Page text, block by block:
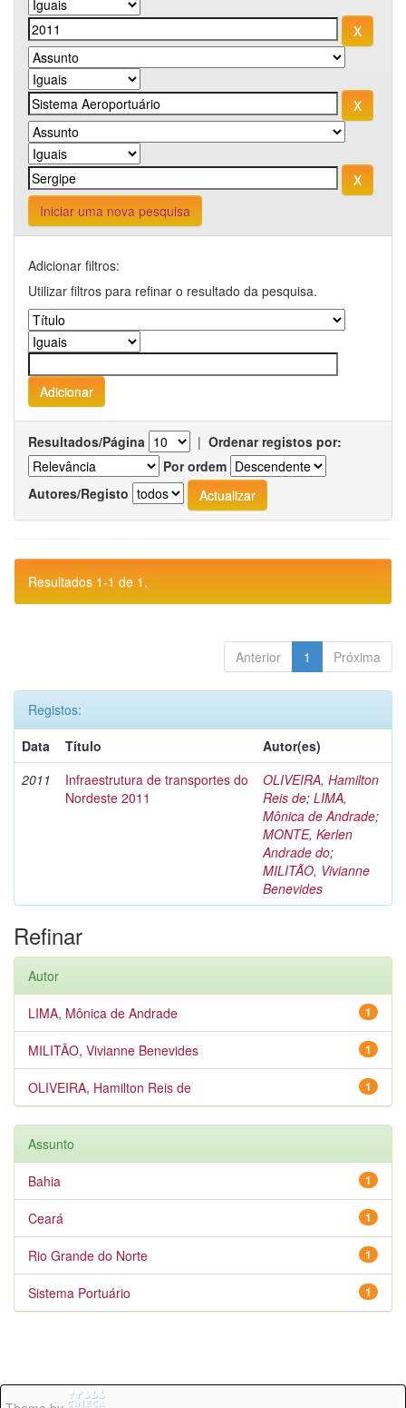
Iniciar uma nova pesquisa
Adicionar filtros:
Utilizar filtros para refinar o resultado da pesquisa.
Resultados/Página | Ordenar registos por:
Por ordem
Autores/Registo
Resultados 1-1 de 1.
Anterior 1 Próxima
Registos:
Data
Título
Autor(es)
2011
Infraestrutura de transportes do
Nordeste 2011
OLIVEIRA, Hamilton
Reis de; LIMA,
Mônica de Andrade;
MONTE, Kerlen
Andrade do;
MILITÃO, Vivianne
Benevides
Refinar
Autor
1
LIMA, Mônica de Andrade
1
MILITÃO, Vivianne Benevides
1
OLIVEIRA, Hamilton Reis de
Assunto
1
Bahia
1
Ceará
1
Rio Grande do Norte
1
Sistema Portuário